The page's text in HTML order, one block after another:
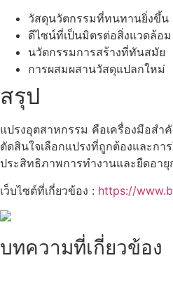
วัสดุนวัตกรรมที่ทนทานยิ่งขึ้น
ดีไซน์ที่เป็นมิตรต่อสิ่งแวดล้อม
นวัตกรรมการสร้างที่ทันสมัย
การผสมผสานวัสดุแปลกใหม่
สรุป
แปรงอุตสาหกรรม คือเครื่องมือสำ
ตัดสินใจเลือกแปรงที่ถูกต้องและกา
ประสิทธิภาพการทำงานและยืดอา
เว็บไซต์ที่เกี่ยวข้อง : https://
บทความที่เกี่ยวข้อง